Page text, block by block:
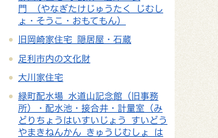
門 （やなぎたけじゅうたく じむし
ょ・そうこ・おもてもん）
旧岡崎家住宅 隠居屋・石蔵
足利市内の文化財
大川家住宅
緑町配水場 水道山記念館（旧事務
所）・配水池・接合井・計量室（み
どりちょうはいすいじょう すいどう
やまきねんかん きゅうじむしょ は